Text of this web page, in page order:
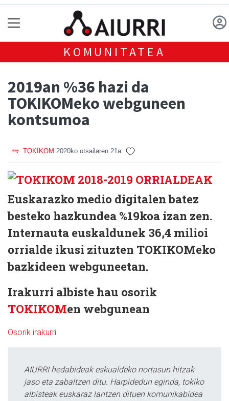
KOMUNITATEA
2019an %36 hazi da
TOKIKOMeko webguneen
kontsumoa
TOKIKOM 2020ko otsailaren 21a
Euskarazko medio digitalen batez
besteko hazkundea %19koa izan zen.
Internauta euskaldunek 36,4 milioi
orrialde ikusi zituzten TOKIKOMeko
bazkideen webguneetan.
Irakurri albiste hau osorik
TOKIKOMen webgunean
Osorik irakurri
AIURRI hedabideak eskualdeko nortasun hitzak
jaso eta zabaltzen ditu. Harpidedun eginda, tokiko
albisteak euskaraz lantzen dituen komunikabidea